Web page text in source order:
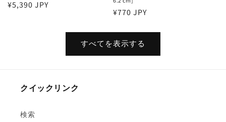
通
¥5,390 JPY
通
格
¥770 JPY
すべてを表示する
クイックリンク
検索